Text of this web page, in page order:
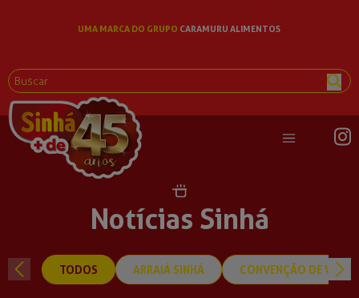
UMA MARCA DO GRUPO CARAMURU ALIMENTOS
Abrir menu
Notícias Sinhá
TODOS ARRAIÁ SINHÁ CONVENÇÃO DE